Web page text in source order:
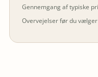
Gennemgang af typiske
Overvejelser før du